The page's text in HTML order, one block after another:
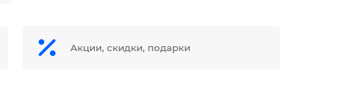
Акции, скидки, подарки